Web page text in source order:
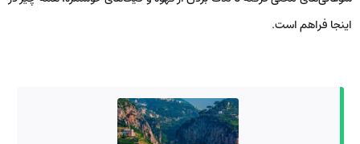
اینجا فراهم است.